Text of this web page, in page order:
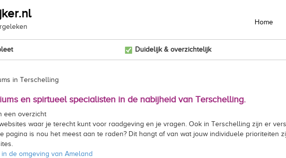
Home
Duidelijk & overzichtelijk
in Terschelling
en spirtueel specialisten in de nabijheid van Terschelling.
een overzicht
waar je terecht kunt voor raadgeving en je vragen. Ook in Terschelling zijn er
pagina is nou het meest aan te raden? Dit hangt af van wat jouw individuele prioriteiten
in de omgeving van Ameland